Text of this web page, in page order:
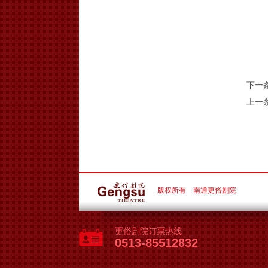
下一
上一
版权所有 南通更俗剧院
更俗剧院订票热线
0513-85512832